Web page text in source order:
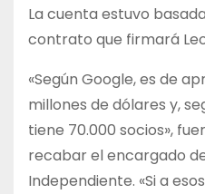
La cuenta estuvo
contrato que firmará
«Según Google, es de
millones de dólares y,
tiene 70.000 socios»,
recabar el encargado
Independiente. «Si a